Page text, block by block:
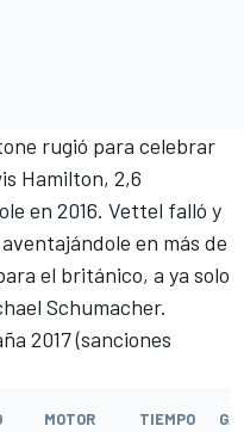
rugió para celebrar
Hamilton, 2,6
en 2016. Vettel falló y
en más de
el británico, a ya solo
Schumacher.
2017 (sanciones
MOTOR TIEMPO